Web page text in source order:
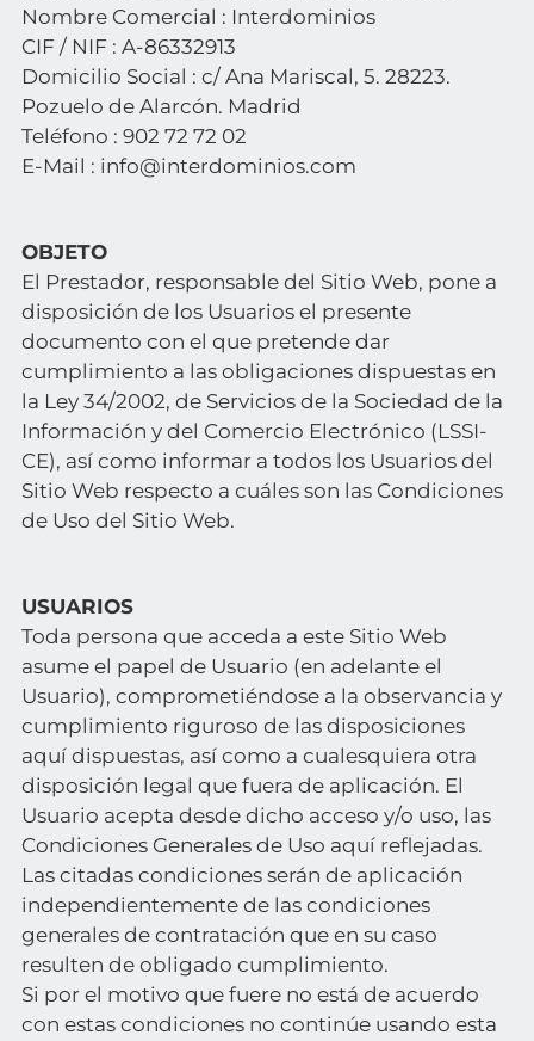
Nombre Comercial : Interdominios
CIF / NIF : A-86332913
Domicilio Social : c/ Ana Mariscal, 5. 28223.
Pozuelo de Alarcón. Madrid
Teléfono : 902 72 72 02
E-Mail : info@interdominios.com
OBJETO
El Prestador, responsable del Sitio Web, pone a
disposición de los Usuarios el presente
documento con el que pretende dar
cumplimiento a las obligaciones dispuestas en
la Ley 34/2002, de Servicios de la Sociedad de la
Información y del Comercio Electrónico (LSSI-
CE), así como informar a todos los Usuarios del
Sitio Web respecto a cuáles son las Condiciones
de Uso del Sitio Web.
USUARIOS
Toda persona que acceda a este Sitio Web
asume el papel de Usuario (en adelante el
Usuario), comprometiéndose a la observancia y
cumplimiento riguroso de las disposiciones
aquí dispuestas, así como a cualesquiera otra
disposición legal que fuera de aplicación. El
Usuario acepta desde dicho acceso y/o uso, las
Condiciones Generales de Uso aquí reflejadas.
Las citadas condiciones serán de aplicación
independientemente de las condiciones
generales de contratación que en su caso
resulten de obligado cumplimiento.
Si por el motivo que fuere no está de acuerdo
con estas condiciones no continúe usando esta